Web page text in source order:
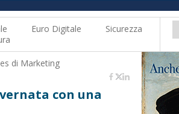
Euro Digitale
Sicurezza
di Marketing
con una